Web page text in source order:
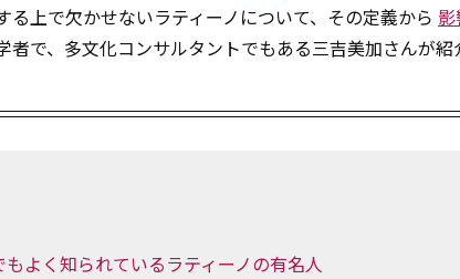
る上で欠かせないラティーノについて、その定義から
者で、多文化コンサルタントでもある三吉美加さんが
もよく知られているラティーノの有名人